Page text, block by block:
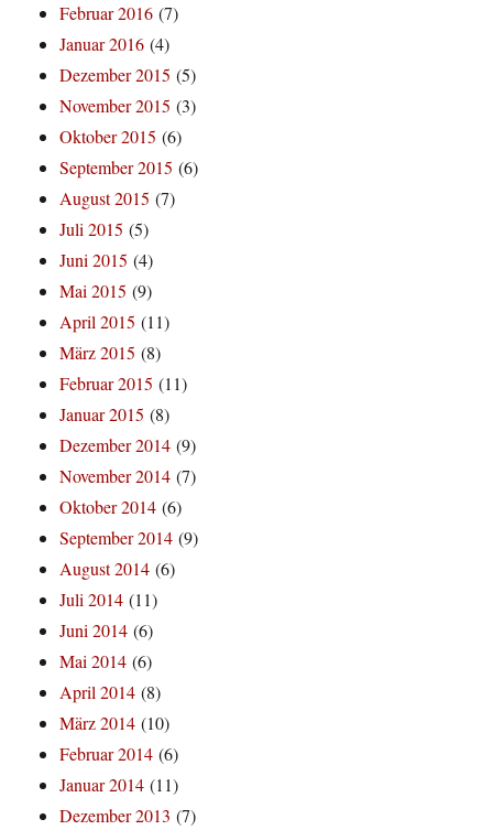
Februar 2016 (7)
Januar 2016 (4)
Dezember 2015 (5)
November 2015 (3)
Oktober 2015 (6)
September 2015 (6)
August 2015 (7)
Juli 2015 (5)
Juni 2015 (4)
Mai 2015 (9)
April 2015 (11)
März 2015 (8)
Februar 2015 (11)
Januar 2015 (8)
Dezember 2014 (9)
November 2014 (7)
Oktober 2014 (6)
September 2014 (9)
August 2014 (6)
Juli 2014 (11)
Juni 2014 (6)
Mai 2014 (6)
April 2014 (8)
März 2014 (10)
Februar 2014 (6)
Januar 2014 (11)
Dezember 2013 (7)